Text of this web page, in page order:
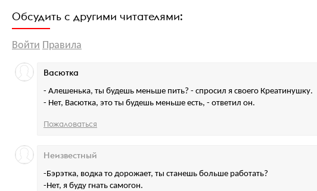
Обсудить с другими читателями:
Войти Правила
- Алешенька, ты будешь меньше пить? - спросил я своего Креатинушку.
- Нет, Васютка, это ты будешь меньше есть, - ответил он.
Васютка
Пожаловаться
-Бэрэтка, водка то дорожает, ты станешь больше работать?
-Нет, я буду гнать самогон.
Неизвестный